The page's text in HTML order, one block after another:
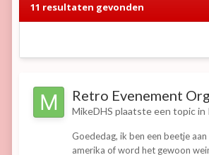
11 resultaten gevonden
Retro Evenement
MikeDHS plaatste een topic in
Goededag, ik ben een beetje
amerika of word het gewoon